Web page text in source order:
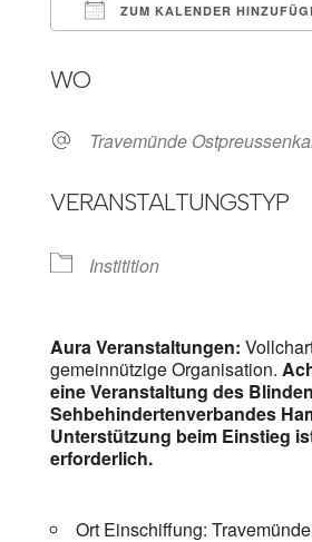
ZUM KALENDER
WO
Travemünde
VERANSTALTUNGSTYP
Institition
Aura Veranstaltungen:
gemeinnützige Organisation.
eine Veranstaltung des
Sehbehindertenverbandes
Unterstützung beim Einstieg
erforderlich.
Ort Einschiffung: